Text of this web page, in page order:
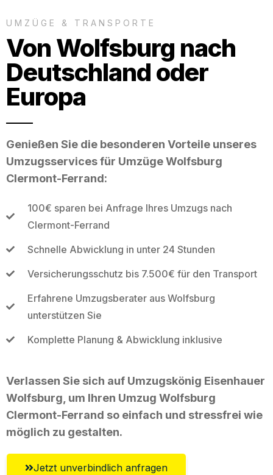
UMZÜGE & TRANSPORTE
Von Wolfsburg nach
Deutschland oder
Europa
Genießen Sie die besonderen Vorteile unseres
Umzugsservices für Umzüge Wolfsburg
Clermont-Ferrand:
100€ sparen bei Anfrage Ihres Umzugs nach
Clermont-Ferrand
Schnelle Abwicklung in unter 24 Stunden
Versicherungsschutz bis 7.500€ für den Transport
Erfahrene Umzugsberater aus Wolfsburg
unterstützen Sie
Komplette Planung & Abwicklung inklusive
Verlassen Sie sich auf Umzugskönig Eisenhauer
Wolfsburg, um Ihren Umzug Wolfsburg
Clermont-Ferrand so einfach und stressfrei wie
möglich zu gestalten.
Jetzt unverbindlich anfragen